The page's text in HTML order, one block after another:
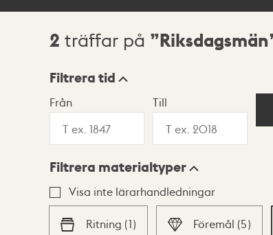
Sökresultat
2 träffar på Riksdagsmän
Visningsläge
Lista Karta
Filtrera tid
Från Till
Filtrera materialtyper
Visa inte lärarhandledningar
Ritning (1) Föremål (5)